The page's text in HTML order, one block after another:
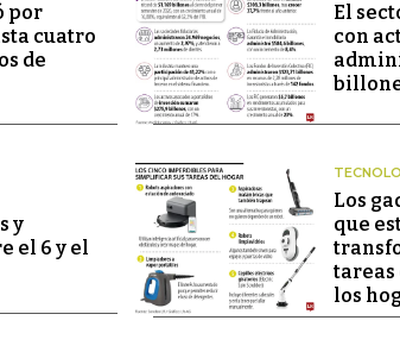
por
cuatro
de
El
con
y
el 6 y el
Los
que
tareas
los